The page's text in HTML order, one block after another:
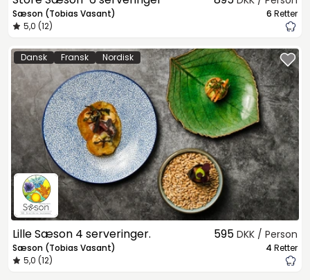
Sæson (Tobias Vasant)
5,0 (12)
6 Retter
Dansk Fransk Nordisk
Lille Sæson 4 serveringer.
Sæson (Tobias Vasant)
5,0 (12)
595 DKK / Person
4 Retter